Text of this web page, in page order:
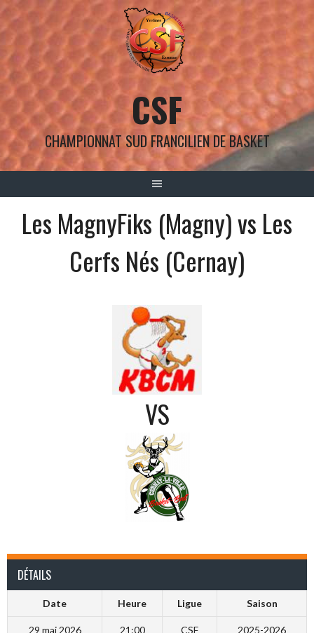
Aller
au
CSF
CHAMPIONNAT SUD FRANCILIEN DE BASKET
Les MagnyFiks (Magny) vs Les
Cerfs Nés (Cernay)
VS
DÉTAILS
Date Heure Ligue Saison
29 mai 2026 21:00 CSF 2025-2026